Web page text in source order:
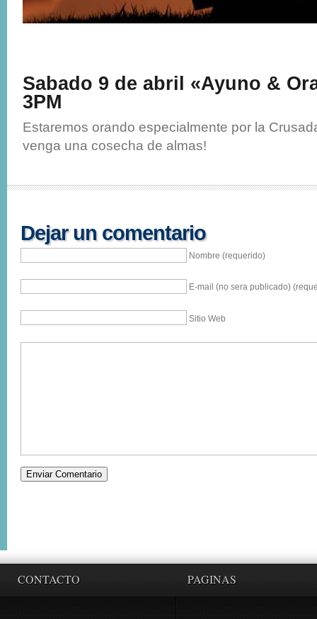
Sabado 9 de abril «Ayuno &
3PM
Estaremos orando especialmente por la
venga una cosecha de almas!
Dejar un comentario
Nombre (requerido)
E-mail (no sera publicado)
Sitio Web
CONTACTO PAGINAS